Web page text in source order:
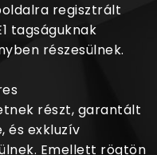
regisztrált
tagságuknak
részesülnek.
részt, garantált
és exkluzív
Emellett rögtön